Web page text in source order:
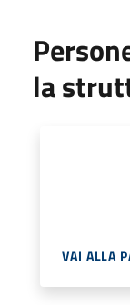
la
VAI ALLA